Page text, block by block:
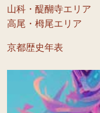
山科・醍醐寺エリア
高尾・栂尾エリア
京都歴史年表